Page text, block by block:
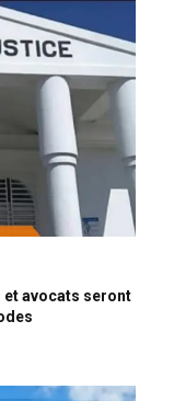
et avocats seront